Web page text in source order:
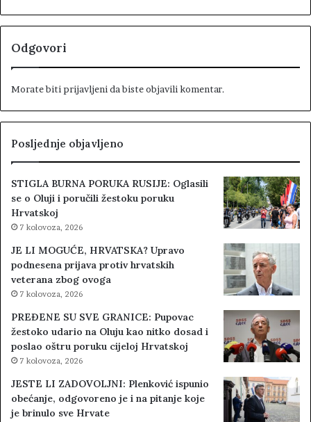
Odgovori
Morate biti prijavljeni da biste objavili komentar.
Posljednje objavljeno
STIGLA BURNA PORUKA RUSIJE: Oglasili
se o Oluji i poručili žestoku poruku
Hrvatskoj
7 kolovoza, 2026
JE LI MOGUĆE, HRVATSKA? Upravo
podnesena prijava protiv hrvatskih
veterana zbog ovoga
7 kolovoza, 2026
PREĐENE SU SVE GRANICE: Pupovac
žestoko udario na Oluju kao nitko dosad i
poslao oštru poruku cijeloj Hrvatskoj
7 kolovoza, 2026
JESTE LI ZADOVOLJNI: Plenković ispunio
obećanje, odgovoreno je i na pitanje koje
je brinulo sve Hrvate